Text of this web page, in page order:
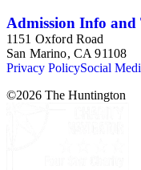
Admission Info and
1151 Oxford Road
San Marino, CA 91108
Privacy PolicySocial
©2026 The Huntington